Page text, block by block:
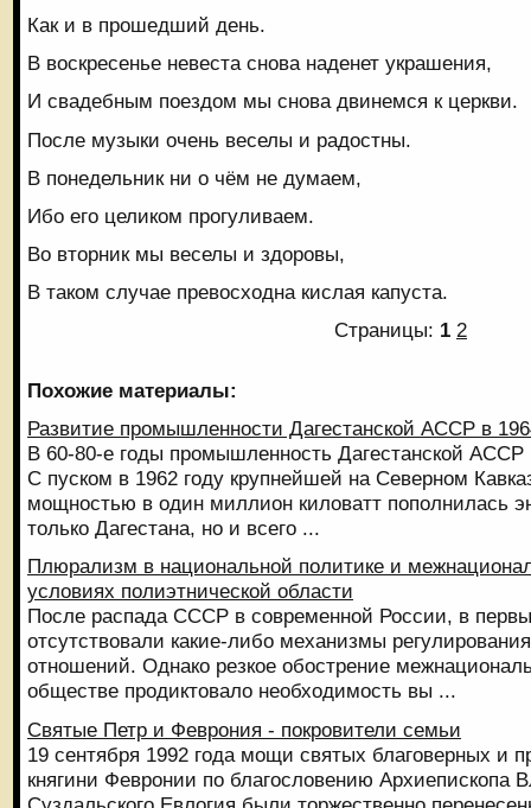
Как и в прошедший день.
В воскресенье невеста снова наденет украшения,
И свадебным поездом мы снова двинемся к церкви.
После музыки очень веселы и радостны.
В понедельник ни о чём не думаем,
Ибо его целиком прогуливаем.
Во вторник мы веселы и здоровы,
В таком случае превосходна кислая капуста.
Страницы: 1 2
Похожие материалы:
Развитие промышленности Дагестанской АССР в
В 60-80-е годы промышленность Дагестанской АССР
С пуском в 1962 году крупнейшей на Северном
мощностью в один миллион киловатт пополнилась
только Дагестана, но и всего ...
Плюрализм в национальной политике и
условиях полиэтнической области
После распада СССР в современной России, в
отсутствовали какие-либо механизмы
отношений. Однако резкое обострение
обществе продиктовало необходимость вы ...
Святые Петр и Феврония - покровители семьи
19 сентября 1992 года мощи святых благоверных и
княгини Февронии по благословению Архиепископа